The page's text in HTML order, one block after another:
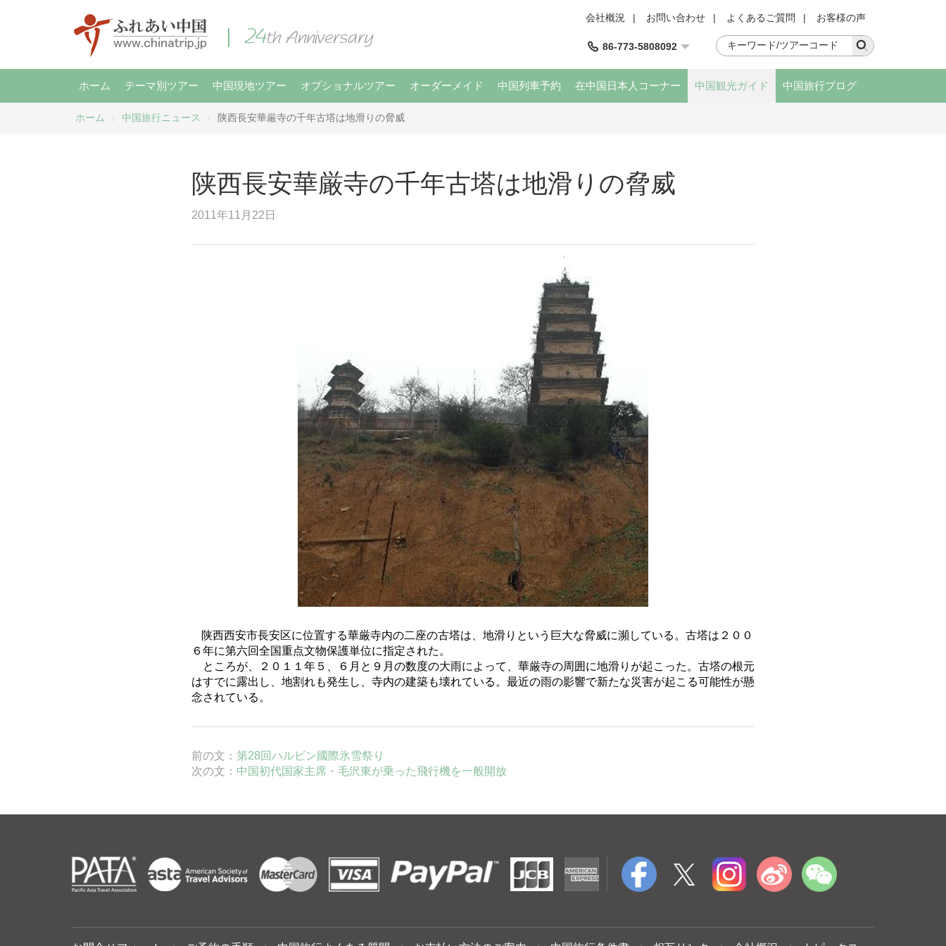
会社概況 | お問い合わせ | よくあるご質問 | お客様の声
86-773-5808092
ホーム テーマ別ツアー 中国現地ツアー オプショナルツアー オーダーメイド 中国列車予約 在中国日本人コーナー 中国観光ガイド 中国旅行ブログ
ホーム 中国旅行ニュース 陕西長安華厳寺の千年古塔は地滑りの脅威
陕西長安華厳寺の千年古塔は地滑りの脅威
2011年11月22日
陕西西安市長安区に位置する華厳寺内の二座の古塔は、 地滑りという巨大な脅威に瀕している。古塔は２００
６年に第六回全国重点文物保護単位に指定された。
ところが、２０１１年５、６月と９月の数度の大雨によって、華厳寺の周囲に地滑りが起こった。古塔の根元
はすでに露出し、地割れも発生し、寺内の建築も壊れている。最近の雨の影響で新たな災害が起こる可能性が懸
念されている。
前の文： 第28回ハルビン國際氷雪祭り
次の文： 中国初代国家主席・毛沢東が乗った飛行機を一般開放